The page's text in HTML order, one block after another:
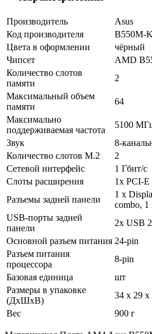
Производитель
Asus
Код производителя
B550M-
Цвета в оформлении
чёрный
Чипсет
AMD
Количество слотов
памяти
2
Максимальный объем
памяти
64
Максимально
поддерживаемая частота
5100
Звук
8-
Количество слотов M.2
2
Сетевой интерфейс
1 Гбит/с
Слоты расширения
1x PCI-E
Разъемы задней панели
1 х
combo, 1
USB-порты задней
панели
2x USB
Основной разъем питания 24-pin
Разъем питания
процессора
8-pin
Базовая единица
шт
Размеры в упаковке
(ДхШхВ)
34 x 29 x
Вес
900 г